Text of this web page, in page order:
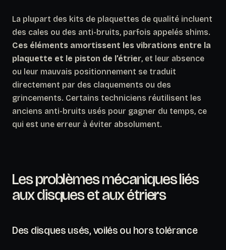
La plupart des kits de plaquettes de qualité incluent
des cales ou des anti-bruits, parfois appelés shims.
Ces éléments amortissent les vibrations entre la
plaquette et le piston de l’étrier, et leur absence
ou leur mauvais positionnement se traduit
directement par des claquements ou des
grincements. Certains techniciens réutilisent les
anciens anti-bruits usés pour gagner du temps, ce
qui est une erreur à éviter absolument.
Les problèmes mécaniques liés
aux disques et aux étriers
Des disques usés, voilés ou hors tolérance